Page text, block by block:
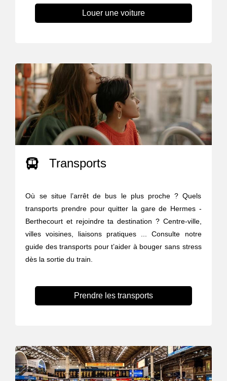
Louer une voiture
Transports
Où se situe l’arrêt de bus le plus proche ? Quels
transports prendre pour quitter la gare de Hermes -
Berthecourt et rejoindre ta destination ? Centre-ville,
villes voisines, liaisons pratiques ... Consulte notre
guide des transports pour t’aider à bouger sans stress
dès la sortie du train.
Prendre les transports